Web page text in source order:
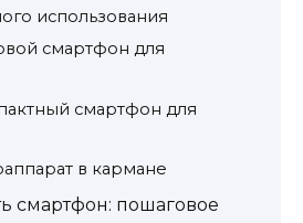
использования
смартфон для
смартфон для
в кармане
смартфон: пошаговое